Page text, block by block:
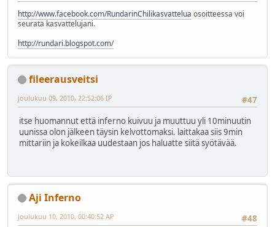
http://www.facebook.com/RundarinChilikasvattelua osoitteessa voi
seurata kasvattelujani.
http://rundari.blogspot.com/
fileerausveitsi
#47
joulukuu 09, 2010, 22:52:06 IP
itse huomannut että inferno kuivuu ja muuttuu yli 10minuutin
uunissa olon jälkeen täysin kelvottomaksi. laittakaa siis 9min
mittariin ja kokeilkaa uudestaan jos haluatte siitä syötävää.
Aji Inferno
#48
joulukuu 10, 2010, 00:40:52 AP